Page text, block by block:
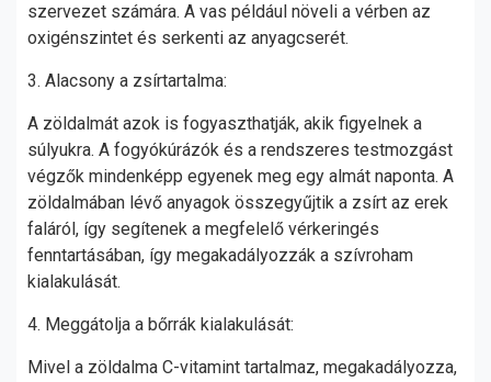
szervezet számára. A vas például növeli a vérben az
oxigénszintet és serkenti az anyagcserét.
3. Alacsony a zsírtartalma:
A zöldalmát azok is fogyaszthatják, akik figyelnek a
súlyukra. A fogyókúrázók és a rendszeres testmozgást
végzők mindenképp egyenek meg egy almát naponta. A
zöldalmában lévő anyagok összegyűjtik a zsírt az erek
faláról, így segítenek a megfelelő vérkeringés
fenntartásában, így megakadályozzák a szívroham
kialakulását.
4. Meggátolja a bőrrák kialakulását:
Mivel a zöldalma C-vitamint tartalmaz, megakadályozza,